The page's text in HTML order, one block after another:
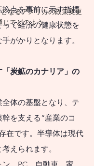
債です。
年時代が現
た今、これ
を背負って
いると意識
す。
で急速な
進行する中
減社会にお
なるアメリカの政策変更
じてどのよう
点を事前に示す指標
て経済の健康状態を
がかりとなります。
炭鉱のカナリア」の
を支える“産業のコ
在です。半導体は現代
えられます。